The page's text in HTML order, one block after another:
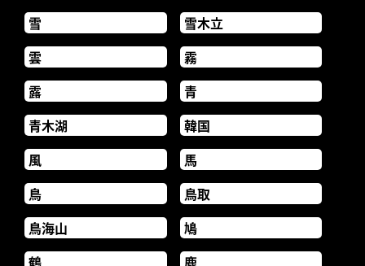
雪
雪木立
雲
霧
露
青
青木湖
韓国
風
馬
鳥
鳥取
鳥海山
鳩